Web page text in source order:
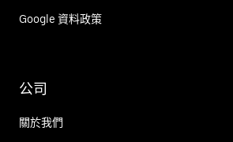
Google 資料政策
公司
關於我們